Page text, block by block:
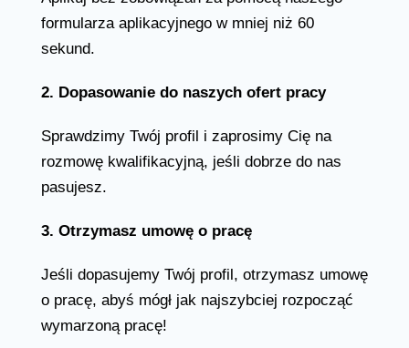
formularza aplikacyjnego w mniej niż 60
sekund.
2. Dopasowanie do naszych ofert pracy
Sprawdzimy Twój profil i zaprosimy Cię na
rozmowę kwalifikacyjną, jeśli dobrze do nas
pasujesz.
3. Otrzymasz umowę o pracę
Jeśli dopasujemy Twój profil, otrzymasz umowę
o pracę, abyś mógł jak najszybciej rozpocząć
wymarzoną pracę!